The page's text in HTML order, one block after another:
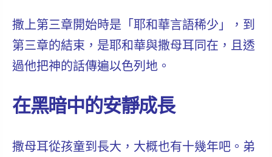
撒上第三章開始時是「耶和華言語稀少」，到
第三章的結束，是耶和華與撒母耳同在 ， 且透
過他把神的話傳遍以色列地。
在黑暗中的安靜成長
撒母耳從孩童到長大，大概也有十幾年吧。弟